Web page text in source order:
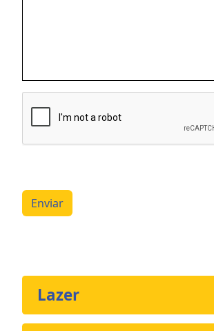
Enviar
Lazer